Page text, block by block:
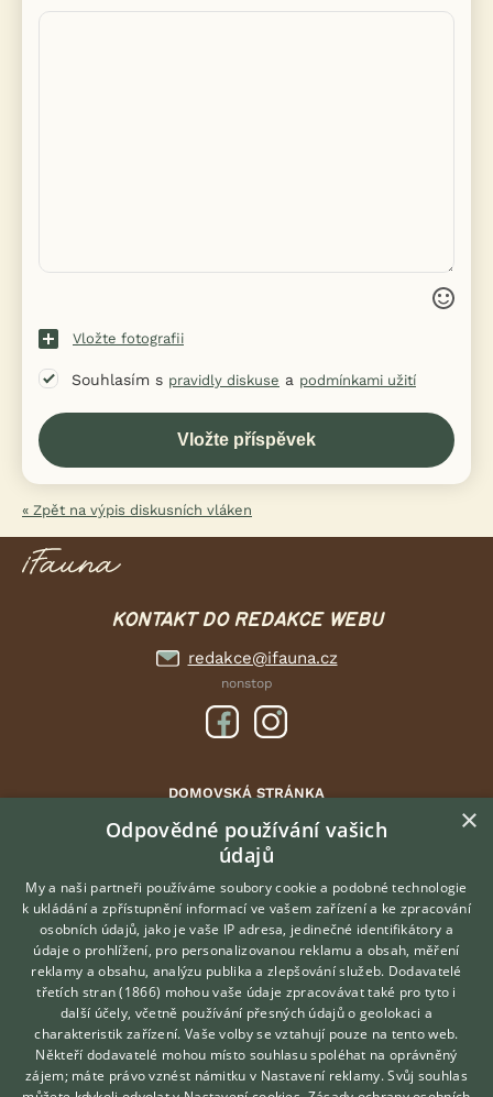
Vložte fotografii
Souhlasím s pravidly diskuse a podmínkami užití
« Zpět na výpis diskusních vláken
KONTAKT DO REDAKCE WEBU
redakce@ifauna.cz
nonstop
DOMOVSKÁ STRÁNKA
INZERCE
DISKUSE
ČLÁNKY
ATLAS
O nás
Kontakt
Možnosti zvýraznění inzerátů
Podmínky užití
Zpracování osobních údajů
Hledáte zvířecího kamaráda?
Zdarma vám poradí
VETERINÁŘ ONLINE
KONZULTOVAT S
VETERINÁŘEM
×
Odpovědné používání vašich
údajů
My a naši partneři používáme soubory cookie a podobné technologie
k ukládání a zpřístupnění informací ve vašem zařízení a ke zpracování
osobních údajů, jako je vaše IP adresa, jedinečné identifikátory a
údaje o prohlížení, pro personalizovanou reklamu a obsah, měření
reklamy a obsahu, analýzu publika a zlepšování služeb. Dodavatelé
třetích stran (1866) mohou vaše údaje zpracovávat také pro tyto i
další účely, včetně používání přesných údajů o geolokaci a
charakteristik zařízení. Vaše volby se vztahují pouze na tento web.
Někteří dodavatelé mohou místo souhlasu spoléhat na oprávněný
zájem; máte právo vznést námitku v Nastavení reklamy. Svůj souhlas